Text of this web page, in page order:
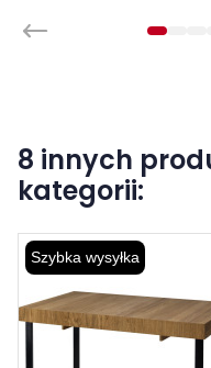
8 innych
kategorii:
Szybka wysyłka